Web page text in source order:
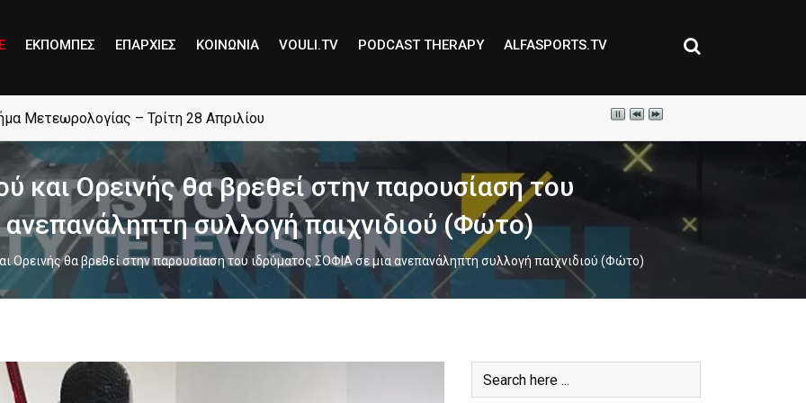
ΕΚΠΟΜΠΕΣ ΕΠΑΡΧΙΕΣ ΚΟΙΝΩΝΙΑ VOULI.TV PODCAST THERAPY ALFASPORTS.TV
Μετεωρολογίας – Τρίτη 28 Απριλίου
και Ορεινής θα βρεθεί στην παρουσίαση του
συλλογή παιχνιδιού (Φώτο)
Ορεινής θα βρεθεί στην παρουσίαση του ιδρύματος ΣΟΦΙΑ σε μια ανεπανάληπτη συλλογή παιχνιδιού (Φώτο)